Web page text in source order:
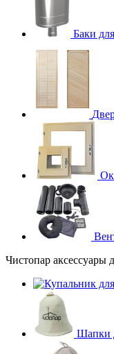
Баки
Чистопар аксессуары
Шапки